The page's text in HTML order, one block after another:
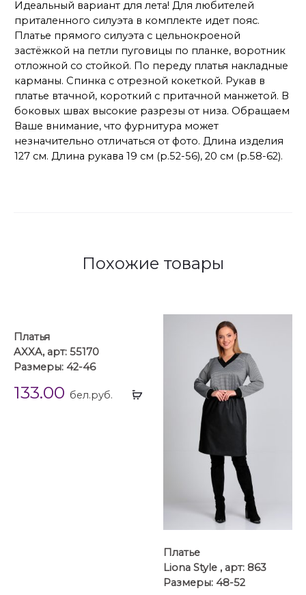
Идеальный вариант для лета! Для любителей
приталенного силуэта в комплекте идет пояс.
Платье прямого силуэта с цельнокроеной
застёжкой на петли пуговицы по планке, воротник
отложной со стойкой. По переду платья накладные
карманы. Спинка с отрезной кокеткой. Рукав в
платье втачной, короткий с притачной манжетой. В
боковых швах высокие разрезы от низа. Обращаем
Ваше внимание, что фурнитура может
незначительно отличаться от фото. Длина изделия
127 см. Длина рукава 19 см (р.52-56), 20 см (р.58-62).
Похожие товары
Выбрать
Платья
AXXA, арт: 55170
Размеры: 42-46
133.00 бел.руб.
Платье
Liona Style , арт: 863
Размеры: 48-52